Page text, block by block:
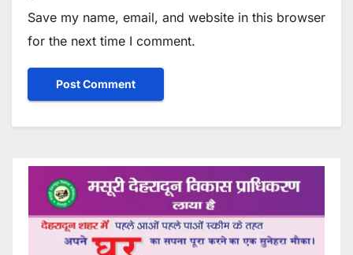
Save my name, email, and website in this browser
for the next time I comment.